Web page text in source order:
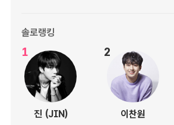
솔로랭킹
1
진 (JIN)
2
이찬원